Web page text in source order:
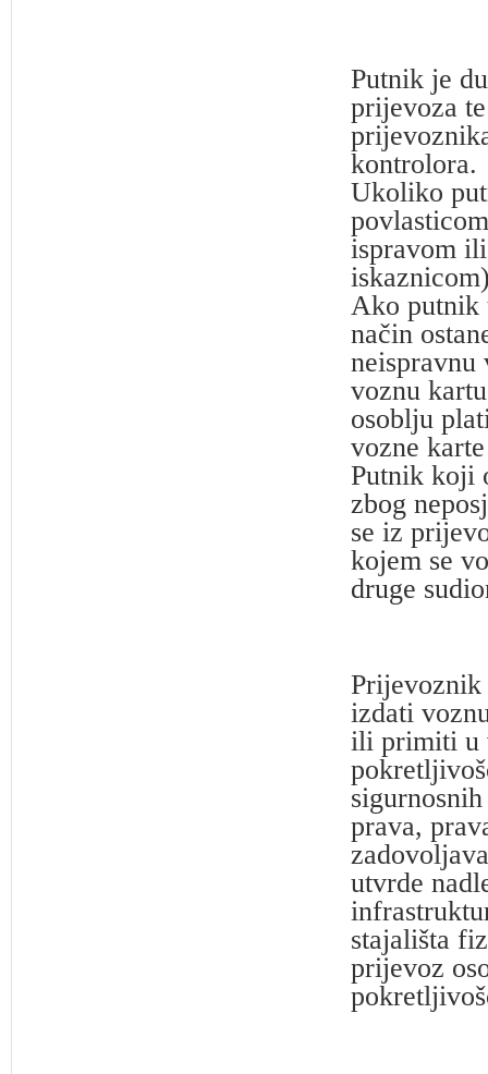
Putnik je
prijevoza
kontrolora.
Ukoliko
ispravom
Ako putnik
način
voznu
osoblju
vozne
Putnik koji
zbog
se iz
kojem se
druge
izdati
ili primiti u
prava,
utvrde
stajališta
prijevoz